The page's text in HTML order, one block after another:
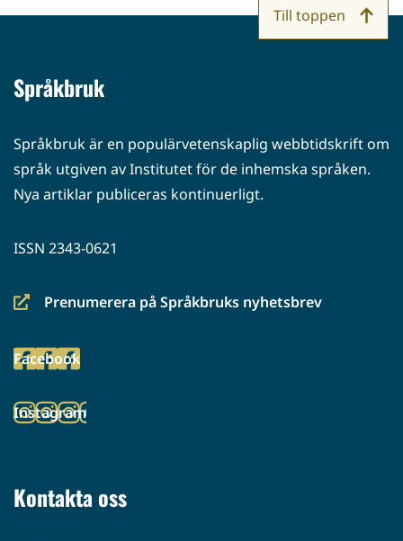
Språkbruk
Språkbruk är en populärvetenskaplig webbtidskrift om
språk utgiven av Institutet för de inhemska språken.
Nya artiklar publiceras kontinuerligt.
ISSN 2343-0621
Prenumerera på Språkbruks nyhetsbrev
(siirryt
palveluun)
Facebook
(siirryt
palveluun)
Instagram
(siirryt
Kontakta oss
Till toppen